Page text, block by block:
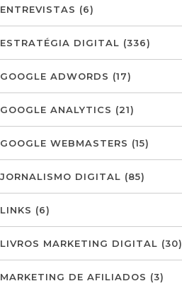
ENTREVISTAS (6)
ESTRATÉGIA DIGITAL (336)
GOOGLE ADWORDS (17)
GOOGLE ANALYTICS (21)
GOOGLE WEBMASTERS (15)
JORNALISMO DIGITAL (85)
LINKS (6)
LIVROS MARKETING DIGITAL (30)
MARKETING DE AFILIADOS (3)